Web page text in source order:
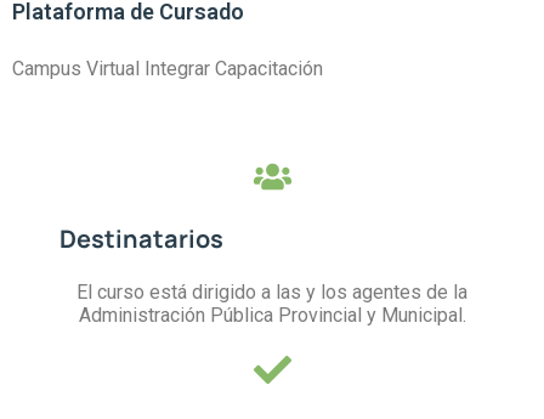
Plataforma de Cursado
Campus Virtual Integrar Capacitación
Destinatarios
El curso está dirigido a las y los agentes de la
Administración Pública Provincial y Municipal.